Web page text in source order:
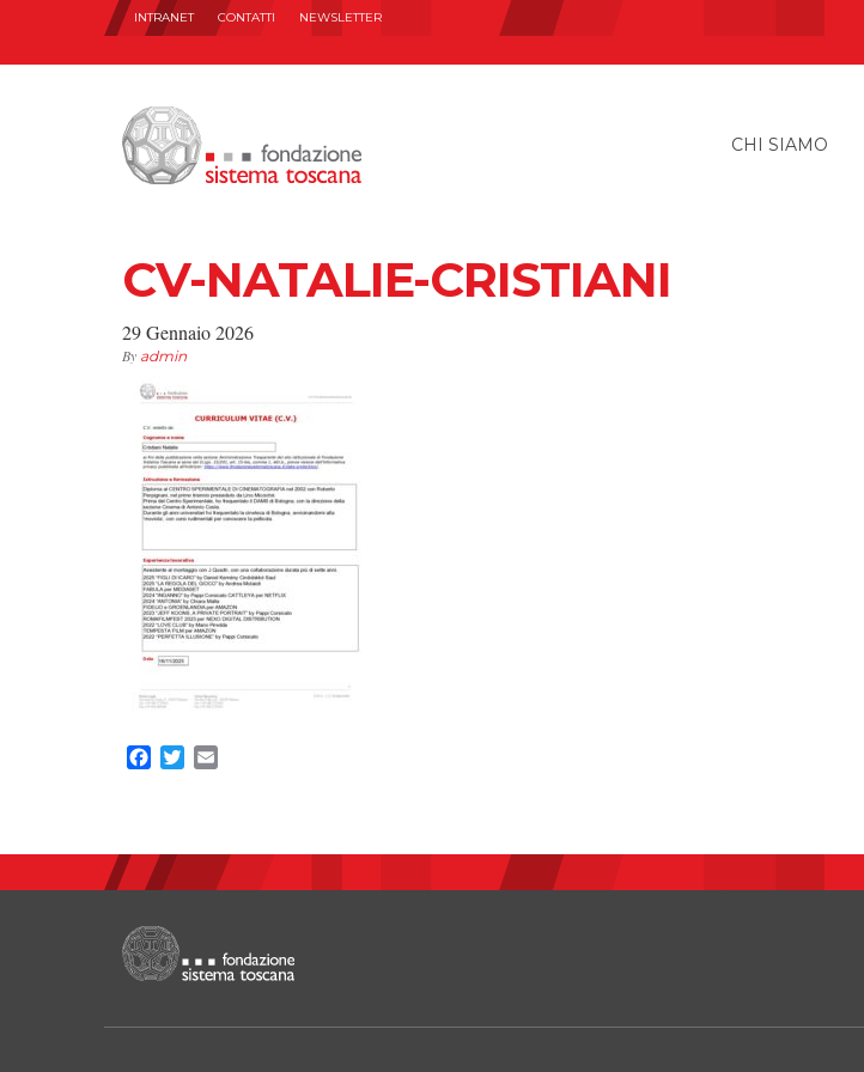
INTRANET CONTATTI NEWSLETTER
CHI SIAMO
CV-NATALIE-CRISTIANI
29 Gennaio 2026
By admin
Facebook
Twitter